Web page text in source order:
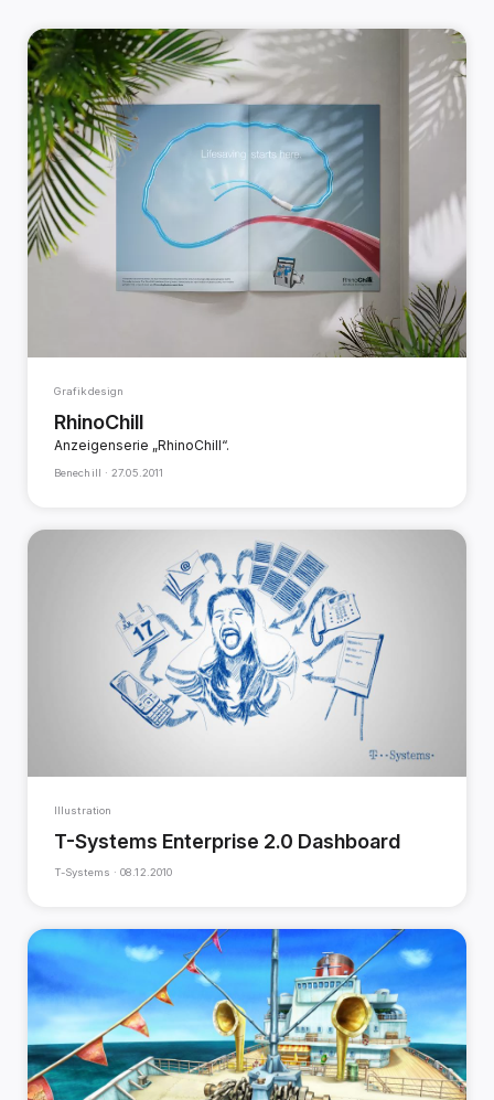
Grafikdesign
RhinoChill
Anzeigenserie „RhinoChill“.
Benechill ·27.05.2011
Illustration
T-Systems Enterprise 2.0 Dashboard
T-Systems ·08.12.2010